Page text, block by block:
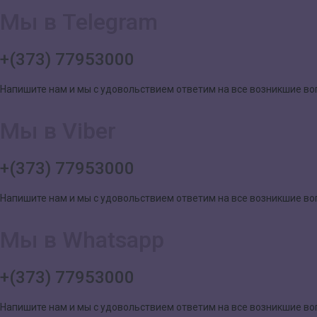
+(373) 77953000
Напишите нам и мы с удовольствием ответим на все возникшие
+(373) 77953000
Напишите нам и мы с удовольствием ответим на все возникшие
+(373) 77953000
Напишите нам и мы с удовольствием ответим на все возникшие